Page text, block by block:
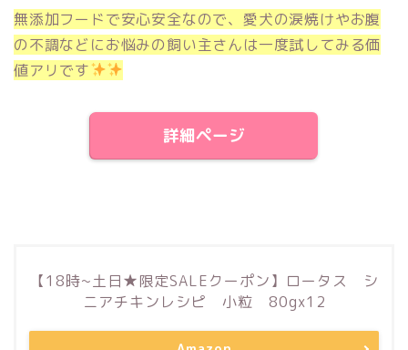
無添加フードで安心安全なので、愛犬の涙焼けやお腹
の不調などにお悩みの飼い主さんは一度試してみる価
値アリです
詳細ページ
【18時~土日★限定SALEクーポン】ロータス シ
ニアチキンレシピ 小粒 80gx12